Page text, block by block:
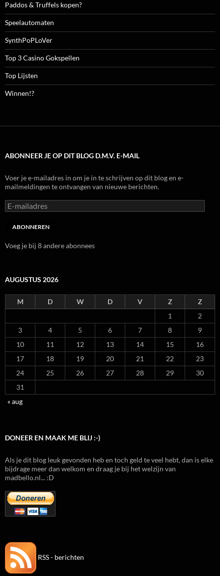
Paddos & Truffels kopen?
Speelautomaten
SynthPoPLoVer
Top 3 Casino Gokspellen
Top Lijsten
Winnen!?
ABONNEER JE OP DIT BLOG D.M.V. E-MAIL
Voer je e-mailadres in om je in te schrijven op dit blog en e-
mailmeldingen te ontvangen van nieuwe berichten.
E-
mailadres
ABONNEREN
Voeg je bij 8 andere abonnees
AUGUSTUS 2026
M D W D V Z
Z
1
2
3
4 5 6 7 8
9
10
11 12 13 14 15
16
17
18 19 20 21 22
23
24
25 26 27 28 29
30
31
« aug
DONEER EN MAAK ME BLIJ :-)
Als je dit blog leuk gevonden heb en toch geld te veel hebt, dan is elke
bijdrage meer dan welkom en draag je bij het welzijn van
madbello.nl... :D
RSS - berichten